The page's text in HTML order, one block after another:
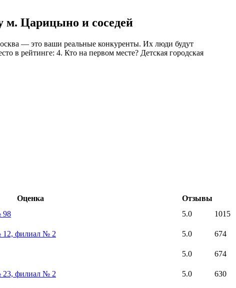
м. Царицыно и соседей
— это ваши реальные конкуренты. Их люди будут
в рейтинге: 4. Кто на первом месте? Детская городская
Оценка
Отзывы
98 5.0
1015
12, филиал № 2 5.0
674
5.0
674
23, филиал № 2 5.0
630